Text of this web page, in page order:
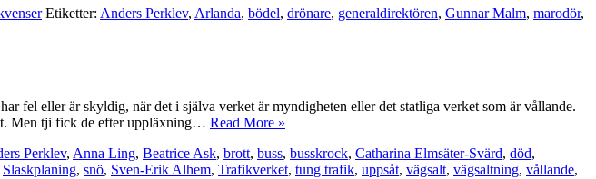
Etiketter: Anders Perklev, Arlanda, bödel, drönare, generaldirektören, Gunnar Malm, marodör,
fel eller är skyldig, när det i själva verket är myndigheten eller det statliga verket som är vållande.
Men tji fick de efter uppläxning… Read More »
Perklev, Anna Ling, Beatrice Ask, brott, buss, busskrock, Catharina Elmsäter-Svärd, död,
Slaskplaning, snö, Sven-Erik Alhem, Trafikverket, tung trafik, uppsåt, vägsalt, vägsaltning, vållande,